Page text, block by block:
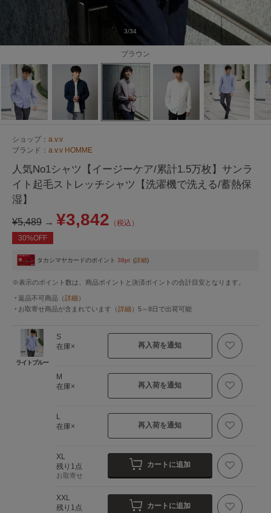
ブラウン
3/34
ショップ： a.v.v
ブランド： a.v.v HOMME
人気No1シャツ【イージーケア/累計1.5万枚】サンラ
イト起毛ストレッチシャツ【洗濯機で洗える/蓄熱保
湿】
¥5,489 → ¥3,842 （税込）
30%OFF
タカシマヤカードのポイント 38pt (詳細)
※表示のポイント数は、商品ポイントと決済ポイントの合計目安となります。
返品不可商品 （詳細 ）
お取寄せ商品が含まれています （詳細 ） 5～8日 で出荷可能
ライトブルー
S
在庫×
再入荷を通知
M
在庫×
再入荷を通知
L
在庫×
再入荷を通知
XL
残り1点
お取寄せ
カートに追加
XXL
残り1点
カートに追加